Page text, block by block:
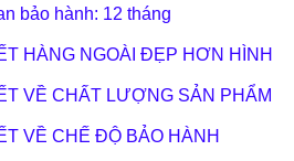
bảo hành: 12 tháng
HÀNG NGOÀI ĐẸP HƠN HÌNH
VỀ CHẤT LƯỢNG SẢN PHẨM
VỀ CHẾ ĐỘ BẢO HÀNH